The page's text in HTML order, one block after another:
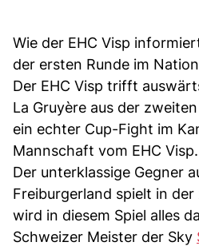
Wie der EHC Visp
der ersten Runde im
Der EHC Visp trifft
La Gruyère aus der zweiten
ein echter Cup-Fight im
Mannschaft vom EHC Visp.
Der unterklassige Gegner
Freiburgerland spielt in der
wird in diesem Spiel alles
Schweizer Meister der Sky